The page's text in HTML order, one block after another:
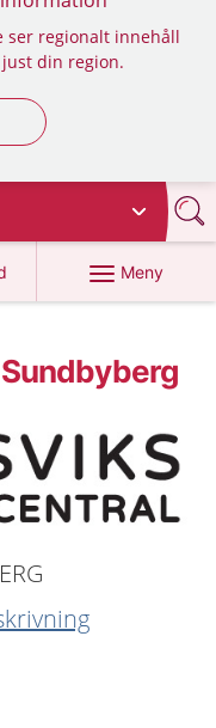
ser regionalt innehåll
din region.
Meny